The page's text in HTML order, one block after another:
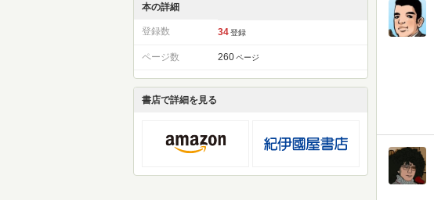
本の詳細
登録数 34 登録
ページ数 260 ページ
書店で詳細を見る